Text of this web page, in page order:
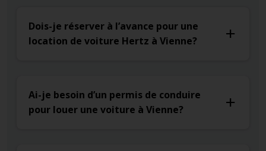
Dois-je réserver à l’avance pour une
location de voiture Hertz à Vienne?
Ai-je besoin d’un permis de conduire
pour louer une voiture à Vienne?